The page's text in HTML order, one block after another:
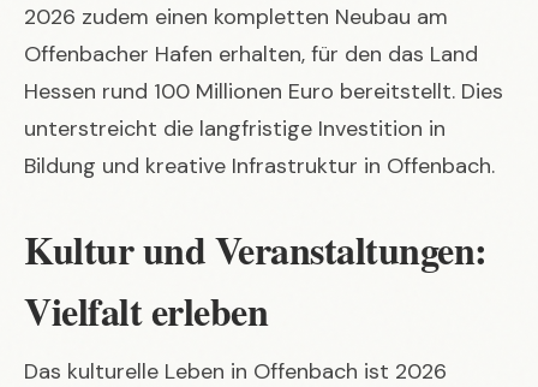
2026 zudem einen kompletten Neubau am
Offenbacher Hafen erhalten, für den das Land
Hessen rund 100 Millionen Euro bereitstellt. Dies
unterstreicht die langfristige Investition in
Bildung und kreative Infrastruktur in Offenbach.
Kultur und Veranstaltungen:
Vielfalt erleben
Das kulturelle Leben in Offenbach ist 2026